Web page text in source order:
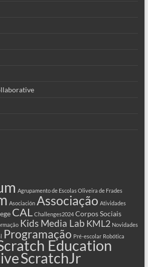
Agrupamento de Escolas Oliveira de Frades
Asociación Associação Atividades
CAL Challenges2024 Corpos Sociais
Kids Media Lab KML2 Novidades
Programação Pré-escolar Robótica
Education
ScratchJr